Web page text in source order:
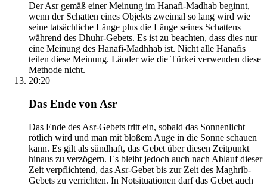
Der Asr gemäß einer Meinung im Hanafi-Madhab beginnt,
wenn der Schatten eines Objekts zweimal so lang wird wie
seine tatsächliche Länge plus die Länge seines Schattens
während des Dhuhr-Gebets. Es ist zu beachten, dass dies nur
eine Meinung des Hanafi-Madhhab ist. Nicht alle Hanafis
teilen diese Meinung. Länder wie die Türkei verwenden diese
Methode nicht.
20:20
Das Ende von Asr
Das Ende des Asr-Gebets tritt ein, sobald das Sonnenlicht
rötlich wird und man mit bloßem Auge in die Sonne schauen
kann. Es gilt als sündhaft, das Gebet über diesen Zeitpunkt
hinaus zu verzögern. Es bleibt jedoch auch nach Ablauf dieser
Zeit verpflichtend, das Asr-Gebet bis zur Zeit des Maghrib-
Gebets zu verrichten. In Notsituationen darf das Gebet auch